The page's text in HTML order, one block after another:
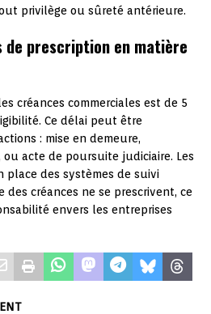
privilège ou sûreté antérieure.
de prescription en matière
créances commerciales est de 5
Ce délai peut être
: mise en demeure,
acte de poursuite judiciaire. Les
place des systèmes de suivi
créances ne se prescrivent, ce
envers les entreprises